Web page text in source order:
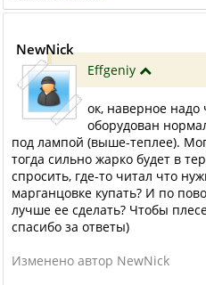
NewNick
Effgeniy
ок, наверное надо
оборудован
под лампой (выше-теплее).
тогда сильно жарко будет в
спросить, где-то читал что
марганцовке купать? И по
лучше ее сделать? Чтобы
спасибо за ответы)
Изменено автор NewNick